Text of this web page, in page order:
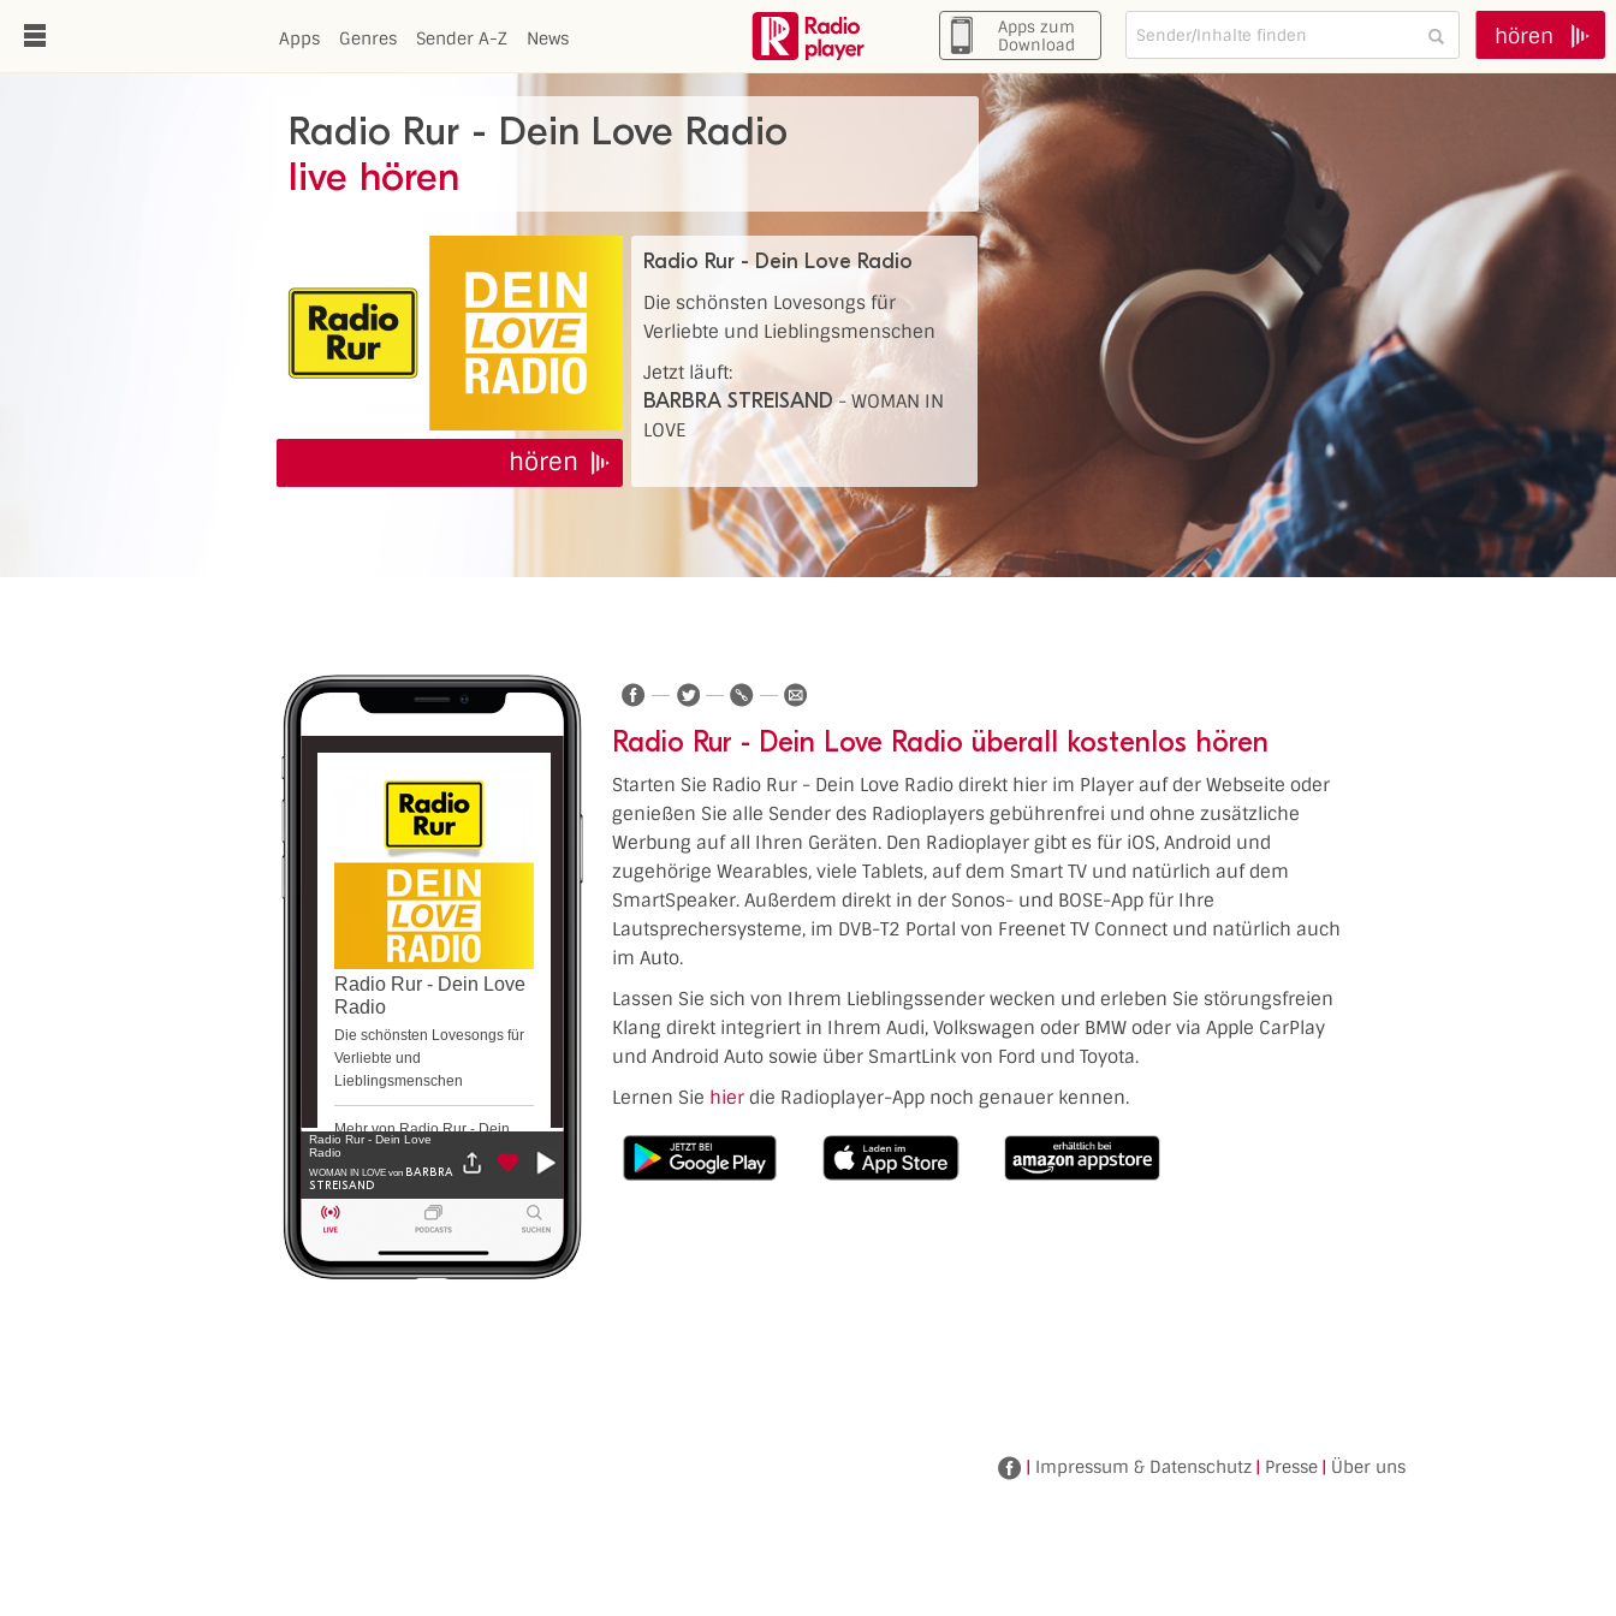
Apps Genres Sender A-Z News
Apps zum
Download
hören
Radio Rur - Dein Love Radio
live hören
hören
Radio Rur - Dein Love Radio
Die schönsten Lovesongs für
Verliebte und Lieblingsmenschen
Jetzt läuft:
BARBRA STREISAND-WOMAN IN
LOVE
Radio Rur - Dein Love
Radio
Die schönsten Lovesongs für
Verliebte und
Lieblingsmenschen
Mehr von Radio Rur - Dein
Love Radio
Radio Rur - Dein Love
Radio
WOMAN IN LOVE von BARBRA
STREISAND
Radio Rur - Dein Love Radio überall kostenlos hören
Starten Sie Radio Rur - Dein Love Radio direkt hier im Player auf der Webseite oder
genießen Sie alle Sender des Radioplayers gebührenfrei und ohne zusätzliche
Werbung auf all Ihren Geräten. Den Radioplayer gibt es für iOS, Android und
zugehörige Wearables, viele Tablets, auf dem Smart TV und natürlich auf dem
SmartSpeaker. Außerdem direkt in der Sonos- und BOSE-App für Ihre
Lautsprechersysteme, im DVB-T2 Portal von Freenet TV Connect und natürlich auch
im Auto.
Lassen Sie sich von Ihrem Lieblingssender wecken und erleben Sie störungsfreien
Klang direkt integriert in Ihrem Audi, Volkswagen oder BMW oder via Apple CarPlay
und Android Auto sowie über SmartLink von Ford und Toyota.
Lernen Sie hier die Radioplayer-App noch genauer kennen.
Facebook
| Impressum & Datenschutz | Presse | Über uns